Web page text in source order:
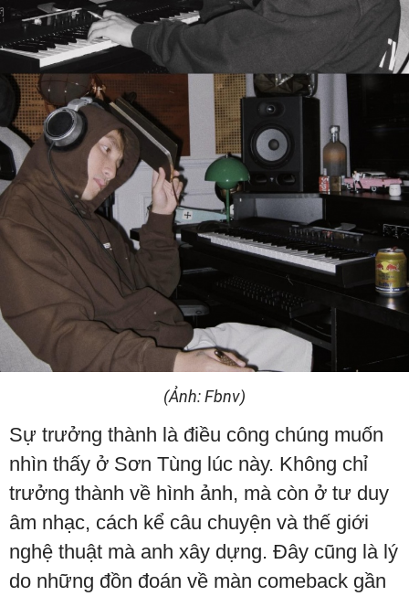
(Ảnh: Fbnv)
Sự trưởng thành là điều công chúng muốn
nhìn thấy ở Sơn Tùng lúc này. Không chỉ
trưởng thành về hình ảnh, mà còn ở tư duy
âm nhạc, cách kể câu chuyện và thế giới
nghệ thuật mà anh xây dựng. Đây cũng là lý
do những đồn đoán về màn comeback gần